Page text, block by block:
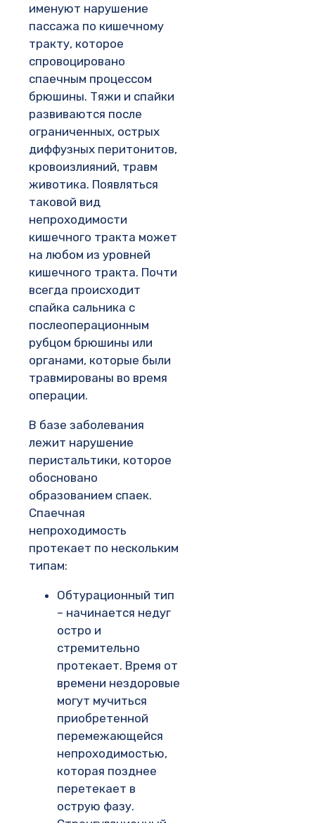
именуют нарушение
пассажа по кишечному
тракту, которое
спровоцировано
спаечным процессом
брюшины. Тяжи и спайки
развиваются после
ограниченных, острых
диффузных перитонитов,
кровоизлияний, травм
животика. Появляться
таковой вид
непроходимости
кишечного тракта может
на любом из уровней
кишечного тракта. Почти
всегда происходит
спайка сальника с
послеоперационным
рубцом брюшины или
органами, которые были
травмированы во время
операции.
В базе заболевания
лежит нарушение
перистальтики, которое
обосновано
образованием спаек.
Спаечная
непроходимость
протекает по нескольким
типам:
Обтурационный тип
– начинается недуг
остро и
стремительно
протекает. Время от
времени нездоровые
могут мучиться
приобретенной
перемежающейся
непроходимостью,
которая позднее
перетекает в
острую фазу.